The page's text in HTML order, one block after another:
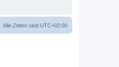
Alle Zeiten sind UTC+02:00